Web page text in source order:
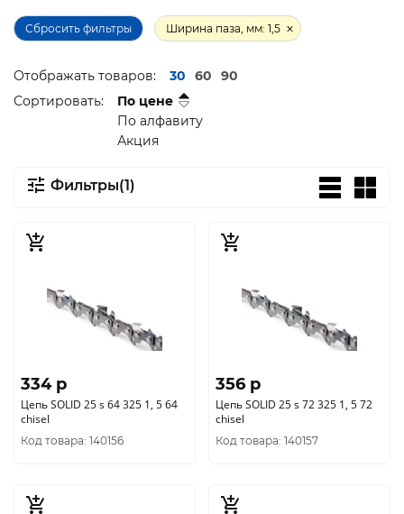
Сбросить фильтры Ширина паза, мм: 1,5
Отображать товаров: 30 60
90
Сортировать:
По цене
По алфавиту
Акция
Фильтры(1)
334 p
Цепь SOLID 25 s 64 325 1, 5 64
chisel
Код товара: 140156
356 p
Цепь SOLID 25 s 72 325 1, 5 72
chisel
Код товара: 140157